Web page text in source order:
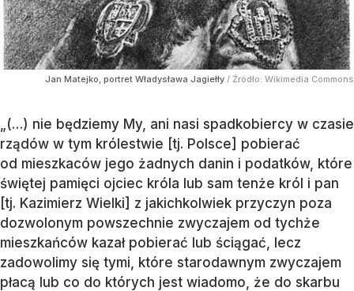
Jan Matejko, portret Władysława Jagiełły / Źródło: Wikimedia Commons
„(…) nie będziemy My, ani nasi spadkobiercy w czasie
rządów w tym królestwie [tj. Polsce] pobierać
od mieszkaców jego żadnych danin i podatków, które
świętej pamięci ojciec króla lub sam tenże król i pan
[tj. Kazimierz Wielki] z jakichkolwiek przyczyn poza
dozwolonym powszechnie zwyczajem od tychże
mieszkańców kazał pobierać lub ściągać, lecz
zadowolimy się tymi, które starodawnym zwyczajem
płacą lub co do których jest wiadomo, że do skarbu